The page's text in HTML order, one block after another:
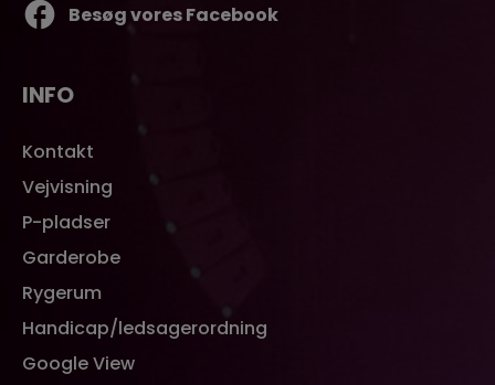
Besøg vores Facebook
INFO
Kontakt
Vejvisning
P-pladser
Garderobe
Rygerum
Handicap/ledsagerordning
Google View